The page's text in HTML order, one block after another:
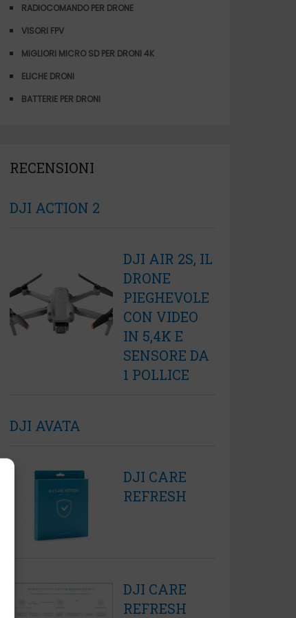
RADIOCOMANDO PER DRONE
VISORI FPV
MIGLIORI MICRO SD PER DRONI 4K
ELICHE DRONI
BATTERIE PER DRONI
RECENSIONI
DJI ACTION 2
DJI AIR 2S, IL
DRONE
PIEGHEVOLE
CON VIDEO
IN 5,4K E
SENSORE DA
1 POLLICE
DJI AVATA
DJI CARE
REFRESH
DJI CARE
REFRESH